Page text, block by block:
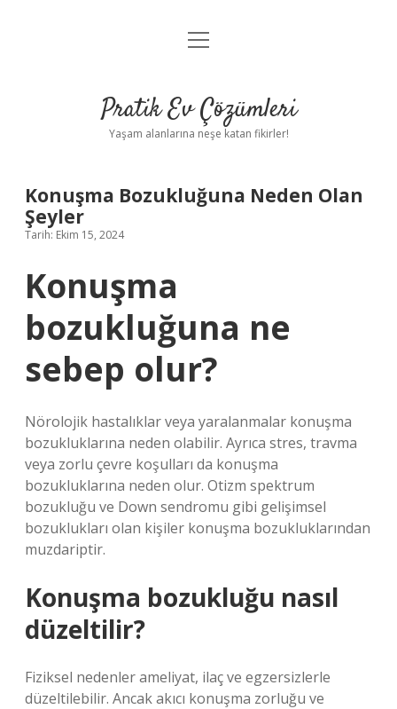
Anasayfa
Yasal Uyarı
menüyü
Pratik Ev Çözümleri
Yaşam alanlarına neşe katan fikirler!
Konuşma Bozukluğuna Neden Olan
Şeyler
Tarih: Ekim 15, 2024
Konuşma
bozukluğuna ne
sebep olur?
Nörolojik hastalıklar veya yaralanmalar konuşma
bozukluklarına neden olabilir. Ayrıca stres, travma
veya zorlu çevre koşulları da konuşma
bozukluklarına neden olur. Otizm spektrum
bozukluğu ve Down sendromu gibi gelişimsel
bozuklukları olan kişiler konuşma bozukluklarından
muzdariptir.
Konuşma bozukluğu nasıl
düzeltilir?
Fiziksel nedenler ameliyat, ilaç ve egzersizlerle
düzeltilebilir. Ancak akıcı konuşma zorluğu ve